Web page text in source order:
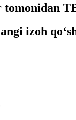
izoh